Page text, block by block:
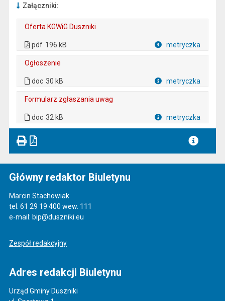
Załączniki:
Oferta KGWiG Duszniki
pdf 196 kB metryczka
Ogłoszenie
doc 30 kB metryczka
Formularz zgłaszania uwag
doc 32 kB metryczka
Główny redaktor Biuletynu
Marcin Stachowiak
tel. 61 29 19 400 wew. 111
e-mail: bip@duszniki.eu
Zespół redakcyjny
Adres redakcji Biuletynu
Urząd Gminy Duszniki